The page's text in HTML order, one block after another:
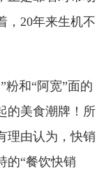
，20年来生机不
粉和“阿宽”面的
的美食潮牌！所
理由认为，快销
的“餐饮快销